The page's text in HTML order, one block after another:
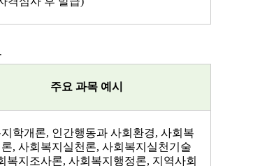
.
주요 과목 예시
학개론, 인간행동과 사회환경, 사회복
, 사회복지실천론, 사회복지실천기술
복지조사론, 사회복지행정론, 지역사회